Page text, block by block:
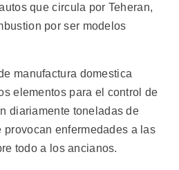
que circula por Teheran,
por ser modelos
manufactura domestica
elementos para el control de
diariamente toneladas de
provocan enfermedades a las
todo a los ancianos.